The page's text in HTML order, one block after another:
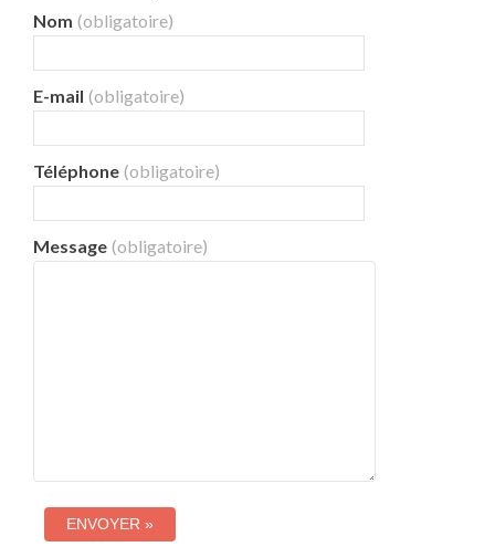
Nom (obligatoire)
E-mail (obligatoire)
Téléphone (obligatoire)
Message (obligatoire)